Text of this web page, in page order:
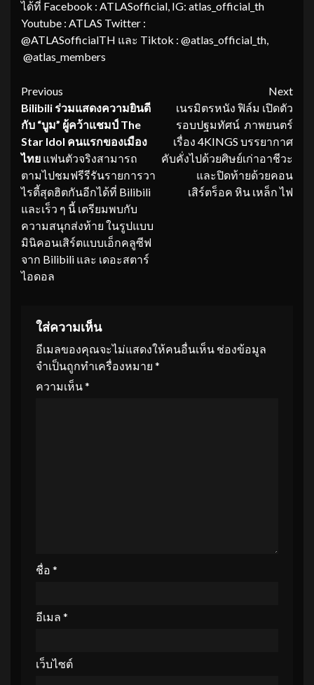
ได้ที่ Facebook : ATLASofficial, IG: atlas_official_th
Youtube : ATLAS Twitter :
@ATLASofficialTH และ Tiktok : @atlas_official_th,
@atlas_members
Continue
Reading
Previous
Bilibili ร่วมแสดงความยินดี
กับ “บูม” ผู้คว้าแชมป์ The
Star Idol คนแรกของเมือง
ไทย แฟนตัวจริงสามารถ
ตามไปชมฟรีรีรันรายการวา
ไรตี้สุดฮิตกันอีกได้ที่ Bilibili
และเร็ว ๆ นี้ เตรียมพบกับ
ความสนุกส่งท้าย ในรูปแบบ
มินิคอนเสิร์ตแบบเอ็กคลูซีฟ
จาก Bilibili และ เดอะสตาร์
ไอดอล
Next
เนรมิตรหนัง ฟิล์ม เปิดตัว
รอบปฐมทัศน์ ภาพยนตร์
เรื่อง 4KINGS บรรยากาศ
คับคั่งไปด้วยศิษย์เก่าอาชีวะ
และปิดท้ายด้วยคอน
เสิร์ตร็อค หิน เหล็ก ไฟ
ใส่ความเห็น
อีเมลของคุณจะไม่แสดงให้คนอื่นเห็น ช่องข้อมูล
จำเป็นถูกทำเครื่องหมาย *
ความเห็น*
ชื่อ *
อีเมล *
เว็บไซต์